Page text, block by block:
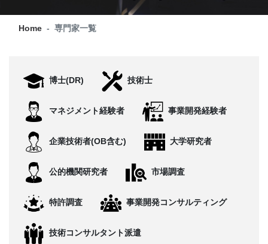
Q&A
CONTACT
Home 専門家一覧
博士(DR) 技術士
マネジメント経験者 事業開発経験者
企業技術者(OB含む) 大学研究者
公的機関研究者 市場調査
特許調査 事業開発コンサルティング
技術コンサルタント派遣